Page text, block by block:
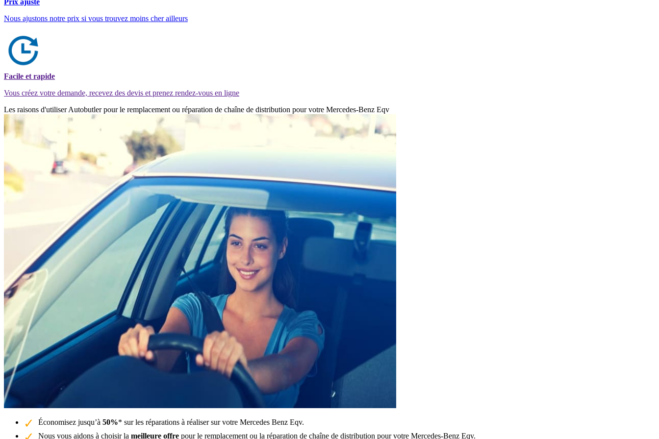
Nous ajustons notre prix si vous trouvez moins cher ailleurs
Facile et rapide
Vous créez votre demande, recevez des devis et prenez rendez-vous en ligne
Les raisons d'utiliser Autobutler pour le remplacement ou réparation de chaîne de distribution pour votre Mercedes-Benz Eqv
Économisez jusqu’à 50%* sur les réparations à réaliser sur votre Mercedes Benz Eqv.
Nous vous aidons à choisir la meilleure offre pour le remplacement ou la réparation de chaîne de distribution pour votre Mercedes-Benz Eqv.